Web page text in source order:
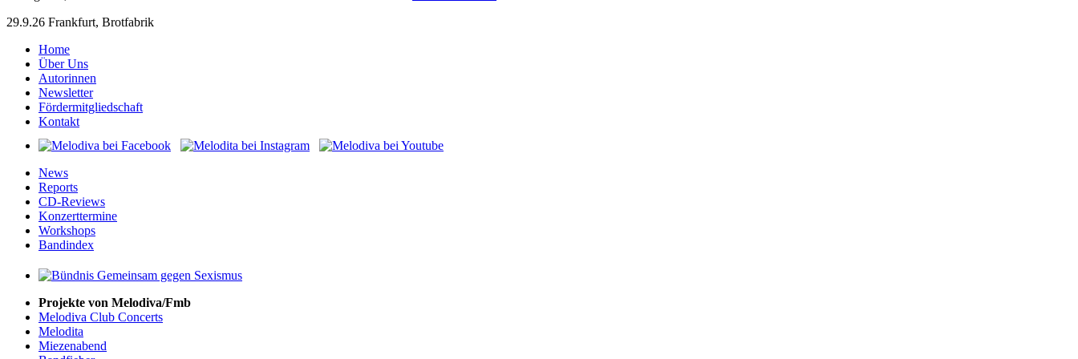
29.9.26 Frankfurt, Brotfabrik
Home
Über Uns
Autorinnen
Newsletter
Fördermitgliedschaft
Kontakt
News
Reports
CD-Reviews
Konzerttermine
Workshops
Bandindex
Projekte von Melodiva/Fmb
Melodiva Club Concerts
Melodita
Miezenabend